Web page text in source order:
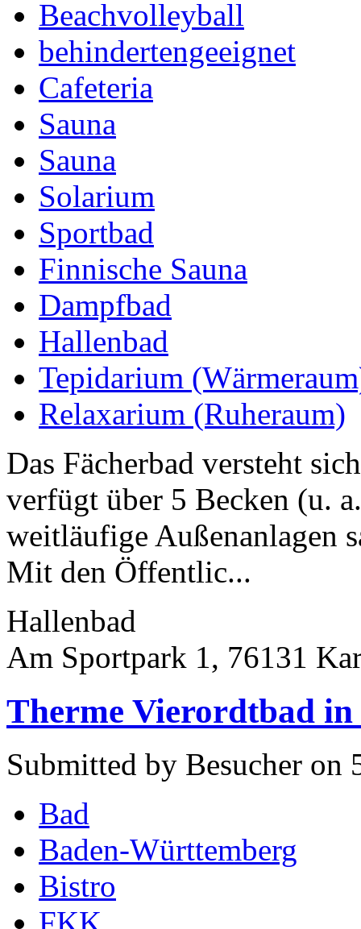
Beachvolleyball
behindertengeeignet
Cafeteria
Sauna
Sauna
Solarium
Sportbad
Finnische Sauna
Dampfbad
Hallenbad
Tepidarium
Relaxarium (Ruheraum)
Das Fächerbad versteht
verfügt über 5 Becken (u.
weitläufige Außenanlagen
Mit den Öffentlic...
Hallenbad
Am Sportpark 1, 76131
Therme Vierordtbad
Submitted by Besucher on
Bad
Baden-Württemberg
Bistro